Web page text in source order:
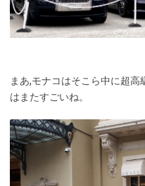
まあ,モナコはそこら中に超高
はまたすごいね。